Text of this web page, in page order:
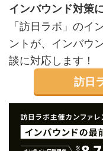
インバウンド対策
「訪日ラボ」のイ
ントが、インバウ
談に対応します！
訪日